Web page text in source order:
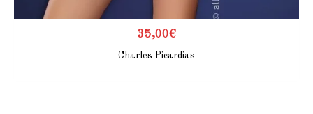
35,00€
Charles Picardias